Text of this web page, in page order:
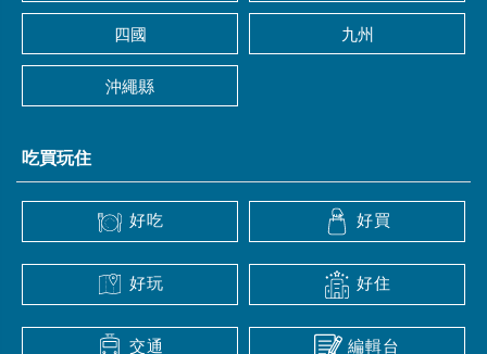
四國 九州
沖繩縣
吃買玩住
好吃 好買
好玩 好住
交通 編輯台